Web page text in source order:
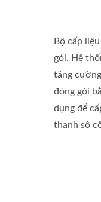
Bộ cấp
gói. Hệ
tăng
đóng gói
dụng để
thanh sô